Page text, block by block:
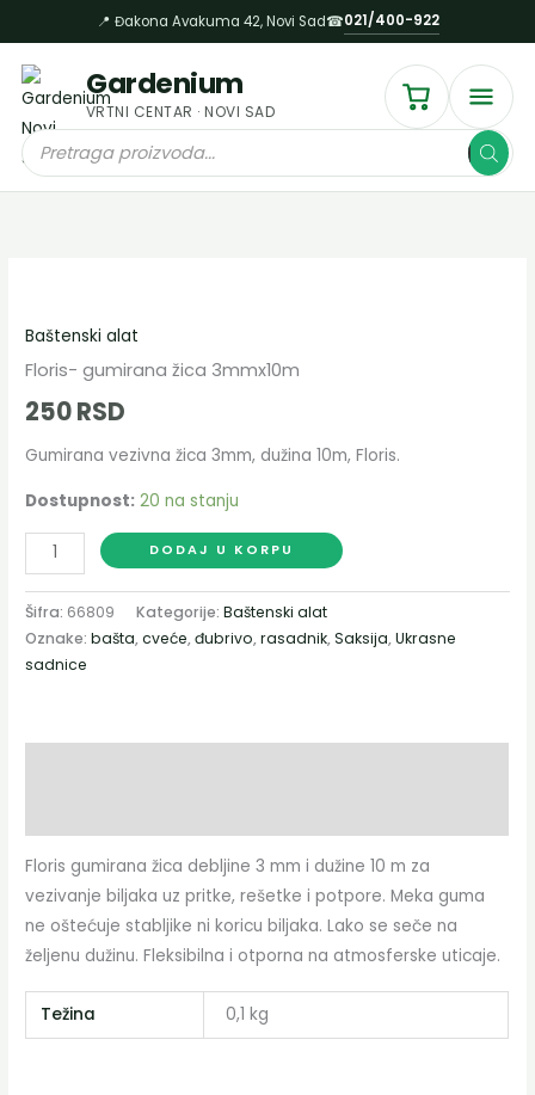
на
садржај
📍 Đakona Avakuma 42, Novi Sad☎021/400-922
Gardenium
VRTNI CENTAR · NOVI SAD
Products
search
Baštenski alat
Floris- gumirana žica 3mmx10m
250RSD
Gumirana vezivna žica 3mm, dužina 10m, Floris.
Dostupnost: 20 na stanju
žica
3mmx10m
količina
DODAJ U KORPU
Šifra: 66809 Kategorije:Baštenski alat
Oznake:bašta,cveće,đubrivo,rasadnik,Saksija,Ukrasne
sadnice
Floris gumirana žica debljine 3 mm i dužine 10 m za
vezivanje biljaka uz pritke, rešetke i potpore. Meka guma
ne oštećuje stabljike ni koricu biljaka. Lako se seče na
željenu dužinu. Fleksibilna i otporna na atmosferske uticaje.
Težina 0,1 kg
3mmx10m
količina